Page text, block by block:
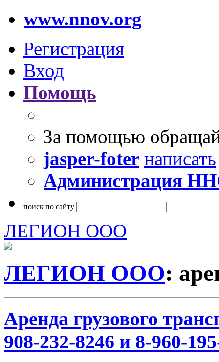
www.nnov.org
Регистрация
Вход
Помощь
За помощью
jasper-foter написать
Администрация
поиск по сайту
ЛЕГИОН ООО
ЛЕГИОН ООО:
Аренда грузового
908-232-8246 и 8-960-